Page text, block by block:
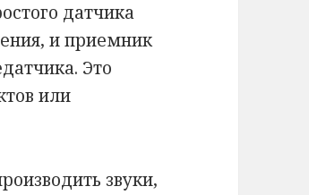
датчика
и приемник
Это
или
звуки,